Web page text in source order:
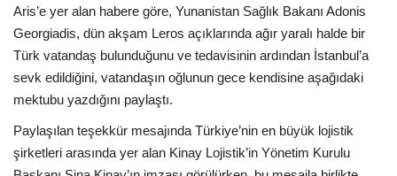
Aris’e yer alan habere göre, Yunanistan Sağlık Bakanı Adonis
Georgiadis, dün akşam Leros açıklarında ağır yaralı halde bir
Türk vatandaş bulunduğunu ve tedavisinin ardından İstanbul’a
sevk edildiğini, vatandaşın oğlunun gece kendisine aşağıdaki
mektubu yazdığını paylaştı.
Paylaşılan teşekkür mesajında Türkiye’nin en büyük lojistik
şirketleri arasında yer alan Kinay Lojistik’in Yönetim Kurulu